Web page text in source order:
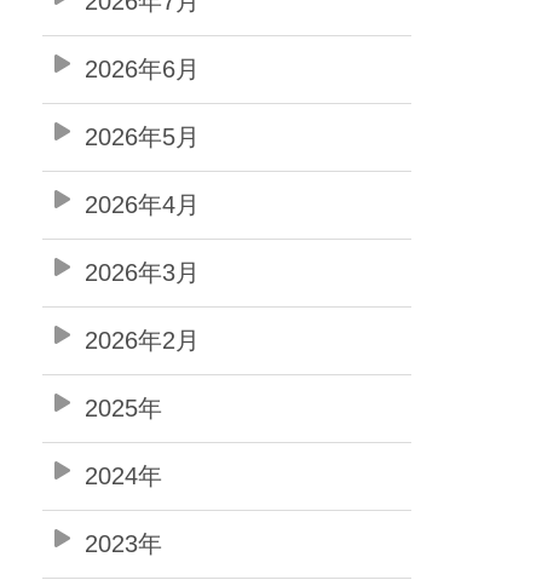
2026年6月
2026年5月
2026年4月
2026年3月
2026年2月
2025年
2024年
2023年